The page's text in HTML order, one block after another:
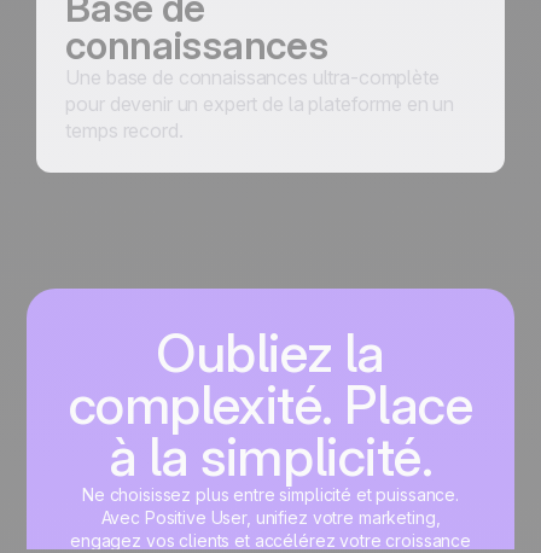
connaissances
Une base de connaissances ultra-complète
pour devenir un expert de la plateforme en un
temps record.
Oubliez la
complexité. Place
à la simplicité.
Ne choisissez plus entre simplicité et puissance.
Avec Positive User, unifiez votre marketing,
engagez vos clients et accélérez votre croissance